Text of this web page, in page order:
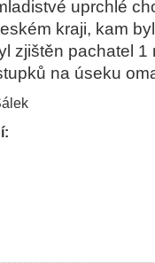
uprchlé
kraji, kam
zjištěn pachatel
na úseku